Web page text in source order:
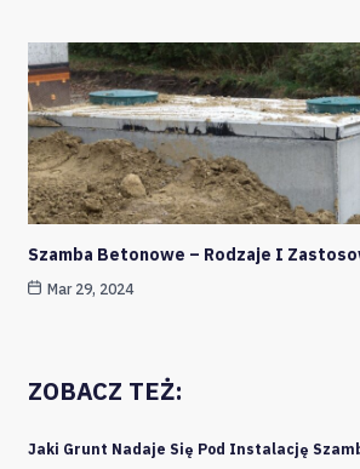
Szamba Betonowe – Rodzaje I
Mar 29, 2024
ZOBACZ TEŻ:
Jaki Grunt Nadaje Się Pod Instalację